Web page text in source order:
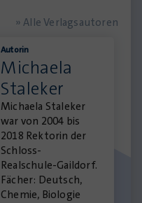
» Alle Verlagsautoren
Autorin
Michaela
Staleker
Michaela Staleker
war von 2004 bis
2018 Rektorin der
Schloss-
Realschule-Gaildorf.
Fächer: Deutsch,
Chemie, Biologie